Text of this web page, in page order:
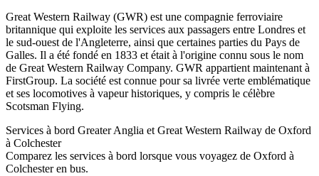
Great Western Railway (GWR) est une compagnie ferroviaire
britannique qui exploite les services aux passagers entre Londres et
le sud-ouest de l'Angleterre, ainsi que certaines parties du Pays de
Galles. Il a été fondé en 1833 et était à l'origine connu sous le nom
de Great Western Railway Company. GWR appartient maintenant à
FirstGroup. La société est connue pour sa livrée verte emblématique
et ses locomotives à vapeur historiques, y compris le célèbre
Scotsman Flying.
Services à bord Greater Anglia et Great Western Railway de Oxford
à Colchester
Comparez les services à bord lorsque vous voyagez de Oxford à
Colchester en bus.